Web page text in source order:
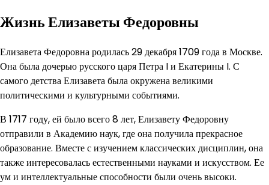
Жизнь Елизаветы Федоровны
Елизавета Федоровна родилась 29 декабря 1709 года в Москве.
Она была дочерью русского царя Петра I и Екатерины I. С
самого детства Елизавета была окружена великими
политическими и культурными событиями.
В 1717 году, ей было всего 8 лет, Елизавету Федоровну
отправили в Академию наук, где она получила прекрасное
образование. Вместе с изучением классических дисциплин, она
также интересовалась естественными науками и искусством. Ее
ум и интеллектуальные способности были очень высоки.